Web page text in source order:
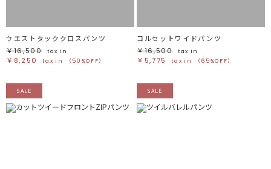
ウエストタッククロスパンツ
￥16,500
tax in
￥8,250 tax in （50%OFF）
コルセットワイドパンツ
￥16,500
tax in
￥5,775 tax in （65%OFF）
SALE SALE